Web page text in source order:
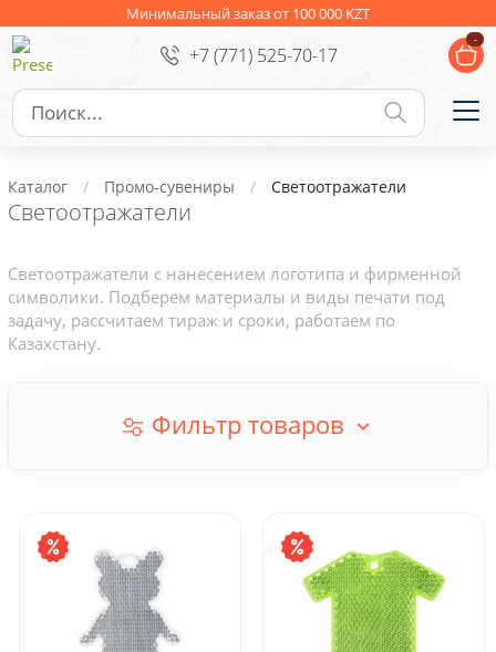
Минимальный заказ от 100 000 KZT
+7 (771) 525-70-17
-
Ежедневники Новогодние подарки
Сувениры к праздникам Упаковка
Личные аксессуары
Деловые подарки
Каталог Промо-сувениры Светоотражатели
Светоотражатели
Светоотражатели с нанесением логотипа и фирменной
символики. Подберем материалы и виды печати под
задачу, рассчитаем тираж и сроки, работаем по
Казахстану.
Фильтр товаров
Промо-сувениры
Зеркала
Сортировать:
по дате обновления
по дате появления
20